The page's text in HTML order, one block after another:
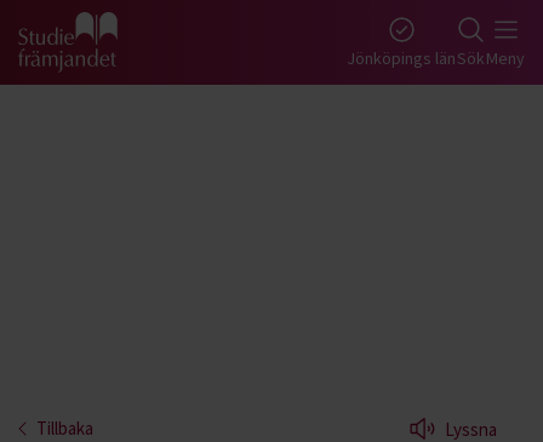
Gå till studiefrämjandets startsida Jönköpings länSökMeny
Tillbaka Lyssna